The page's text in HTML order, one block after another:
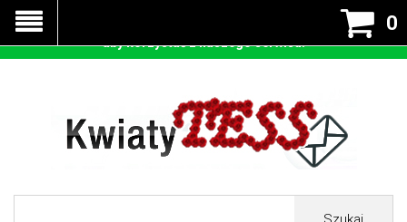
0
Nasza strona korzysta z cookies - czyli tzw ciastek w celu
prawidłowego działania. Zaakceptuj przyjmowanie cookies
aby korzystać z naszego serwisu.